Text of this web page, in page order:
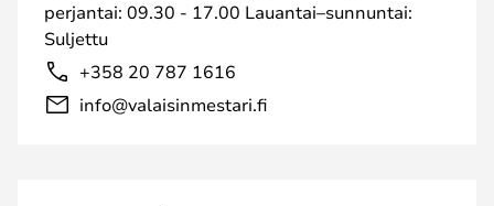
perjantai: 09.30 - 17.00 Lauantai–sunnuntai:
Suljettu
+358 20 787 1616
info@valaisinmestari.fi